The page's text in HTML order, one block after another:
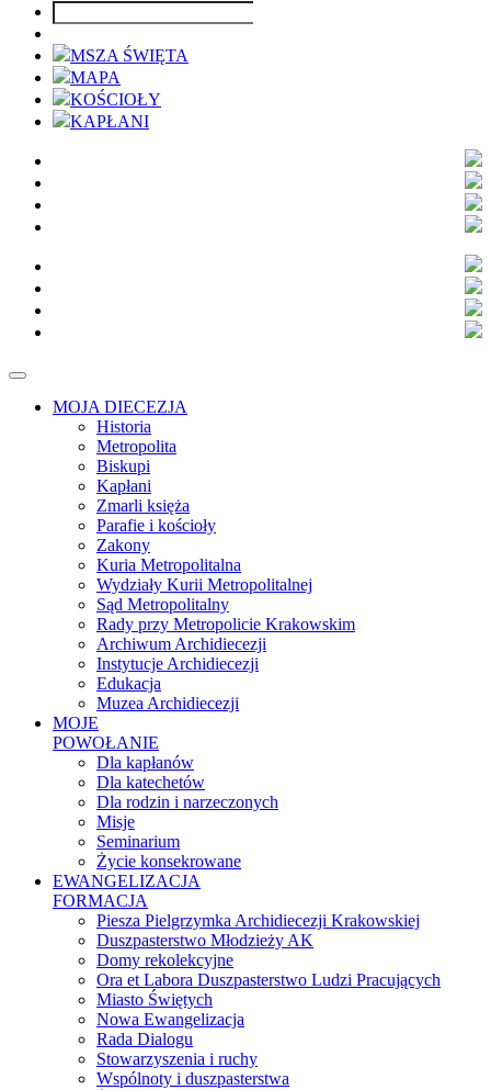
MSZA ŚWIĘTA
MAPA
KOŚCIOŁY
KAPŁANI
MOJA DIECEZJA
Historia
Metropolita
Biskupi
Kapłani
Zmarli księża
Parafie i kościoły
Zakony
Kuria Metropolitalna
Wydziały Kurii Metropolitalnej
Sąd Metropolitalny
Rady przy Metropolicie Krakowskim
Archiwum Archidiecezji
Instytucje Archidiecezji
Edukacja
Muzea Archidiecezji
MOJE
POWOŁANIE
Dla kapłanów
Dla katechetów
Dla rodzin i narzeczonych
Misje
Seminarium
Życie konsekrowane
EWANGELIZACJA
FORMACJA
Piesza Pielgrzymka Archidiecezji Krakowskiej
Duszpasterstwo Młodzieży AK
Domy rekolekcyjne
Ora et Labora Duszpasterstwo Ludzi Pracujących
Miasto Świętych
Nowa Ewangelizacja
Rada Dialogu
Stowarzyszenia i ruchy
Wspólnoty i duszpasterstwa